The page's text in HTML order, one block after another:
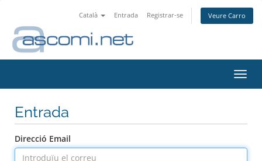
Català Entrada Registrar-se Veure Carro
la
Entrada
Direcció Email